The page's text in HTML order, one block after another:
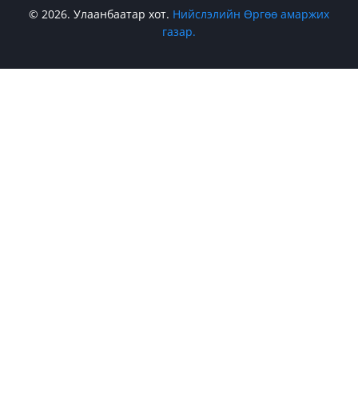
© 2026. Улаанбаатар хот. Нийслэлийн Өргөө амаржих
газар.